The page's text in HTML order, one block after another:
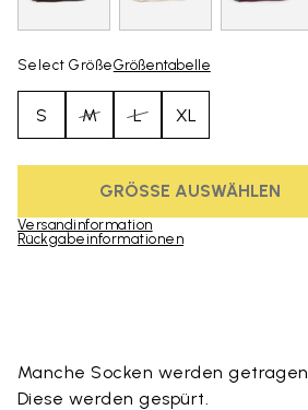
Select GrößeGrößentabelle
S M L XL
GRÖSSE AUSWÄHLEN
Versandinformation
Rückgabeinformationen
Manche Socken werden getragen.
Diese werden gespürt.